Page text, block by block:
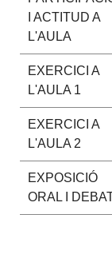
I ACTITUD A
L'AULA
EXERCICI A
L'AULA 1
EXERCICI A
L'AULA 2
EXPOSICIÓ
ORAL I